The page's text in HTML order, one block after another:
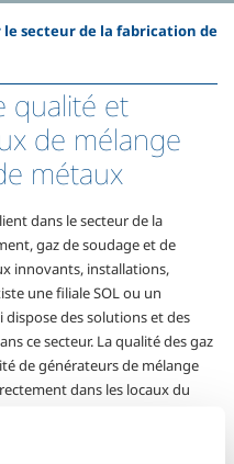
le secteur de la fabrication de
qualité et
de mélange
métaux
dans le secteur de la
gaz de soudage et de
innovants, installations,
une filiale SOL ou un
des solutions et des
ce secteur. La qualité des gaz
de générateurs de mélange
dans les locaux du
clés d’une offre globale et